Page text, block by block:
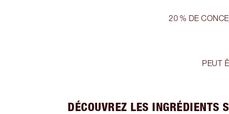
20 % DE
PEUT
DÉCOUVREZ LES INGRÉDIENTS